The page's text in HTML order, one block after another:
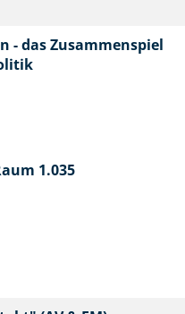
- das Zusammenspiel
1.035